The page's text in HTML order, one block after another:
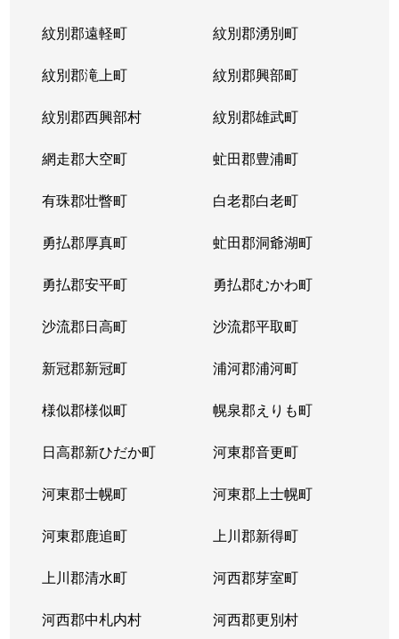
紋別郡遠軽町 紋別郡湧別町
紋別郡滝上町 紋別郡興部町
紋別郡西興部村 紋別郡雄武町
網走郡大空町 虻田郡豊浦町
有珠郡壮瞥町 白老郡白老町
勇払郡厚真町 虻田郡洞爺湖町
勇払郡安平町 勇払郡むかわ町
沙流郡日高町 沙流郡平取町
新冠郡新冠町 浦河郡浦河町
様似郡様似町 幌泉郡えりも町
日高郡新ひだか町 河東郡音更町
河東郡士幌町 河東郡上士幌町
河東郡鹿追町 上川郡新得町
上川郡清水町 河西郡芽室町
河西郡中札内村 河西郡更別村